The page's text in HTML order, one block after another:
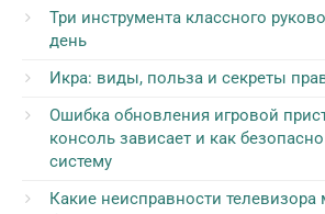
Три инструмента классного
день
Икра: виды, польза и секреты
Ошибка обновления игровой
консоль зависает и как
систему
Какие неисправности телевизора